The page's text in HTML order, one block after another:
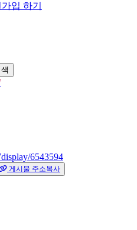
입 하기
6543594
게시물 주소복사